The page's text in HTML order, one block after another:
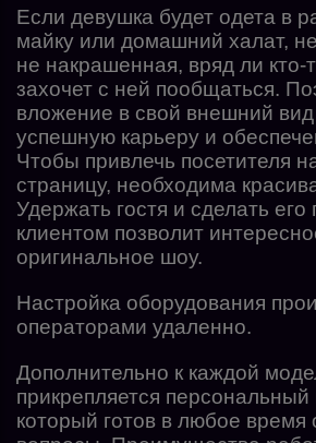
Если девушка будет одета в
майку или домашний халат,
не накрашенная, вряд ли кто-
захочет с ней пообщаться.
вложение в свой внешний
успешную карьеру и
Чтобы привлечь посетителя
страницу, необходима
Удержать гостя и сделать
клиентом позволит
оригинальное шоу.
Настройка оборудования
операторами удаленно.
Дополнительно к каждой
прикрепляется
который готов в любое время